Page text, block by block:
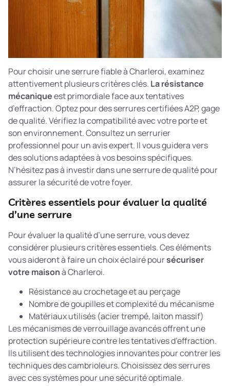
Pour choisir une serrure fiable à Charleroi, examinez
attentivement plusieurs critères clés. La résistance
mécaniqueest primordiale face aux tentatives
d’effraction. Optez pour des serrures certifiées A2P, gage
de qualité. Vérifiez la compatibilité avec votre porte et
son environnement. Consultez un serrurier
professionnel pour un avis expert. Il vous guidera vers
des solutions adaptées à vos besoins spécifiques.
N’hésitez pas à investir dans une serrure de qualité pour
assurer la sécurité de votre foyer.
Critères essentiels pour évaluer la qualité
d’une serrure
Pour évaluer la qualité d’une serrure, vous devez
considérer plusieurs critères essentiels. Ces éléments
vous aideront à faire un choix éclairé poursécuriser
votre maisonà Charleroi.
Résistance au crochetage et au perçage
Nombre de goupilles et complexité du mécanisme
Matériaux utilisés (acier trempé, laiton massif)
Lesmécanismes de verrouillage avancésoffrent une
protection supérieure contre les tentatives d’effraction.
Ils utilisent des technologies innovantes pour contrer les
techniques des cambrioleurs. Choisissez des serrures
avec ces systèmes pour une sécurité optimale.